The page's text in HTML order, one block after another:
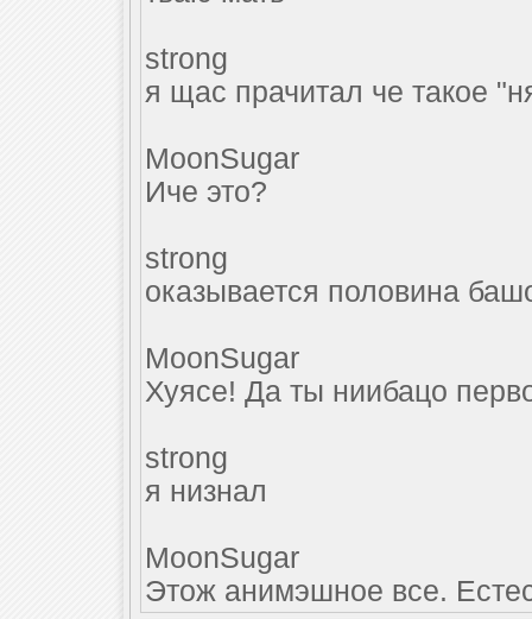
strong
я щас прачитал че такое
MoonSugar
Иче это?
strong
оказывается половина
MoonSugar
Хуясе! Да ты ниибацо
strong
я низнал
MoonSugar
Этож анимэшное все.